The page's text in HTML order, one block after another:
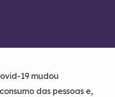
19 mudou
das pessoas e,